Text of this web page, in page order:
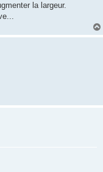
la largeur.